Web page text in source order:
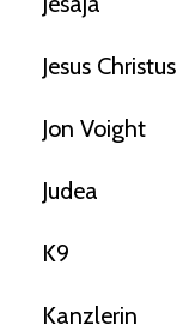
Jesus Christus
Jon Voight
Judea
K9
Kanzlerin